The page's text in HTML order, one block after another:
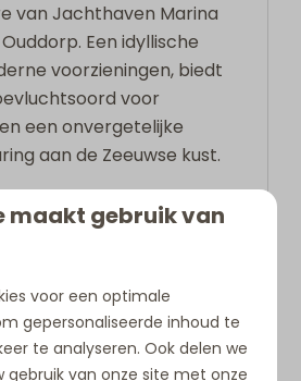
van Jachthaven Marina
Een idyllische
voorzieningen, biedt
voor
een onvergetelijke
aan de Zeeuwse kust.
maakt gebruik van
voor een optimale
gepersonaliseerde inhoud te
te analyseren. Ook delen we
van onze site met onze